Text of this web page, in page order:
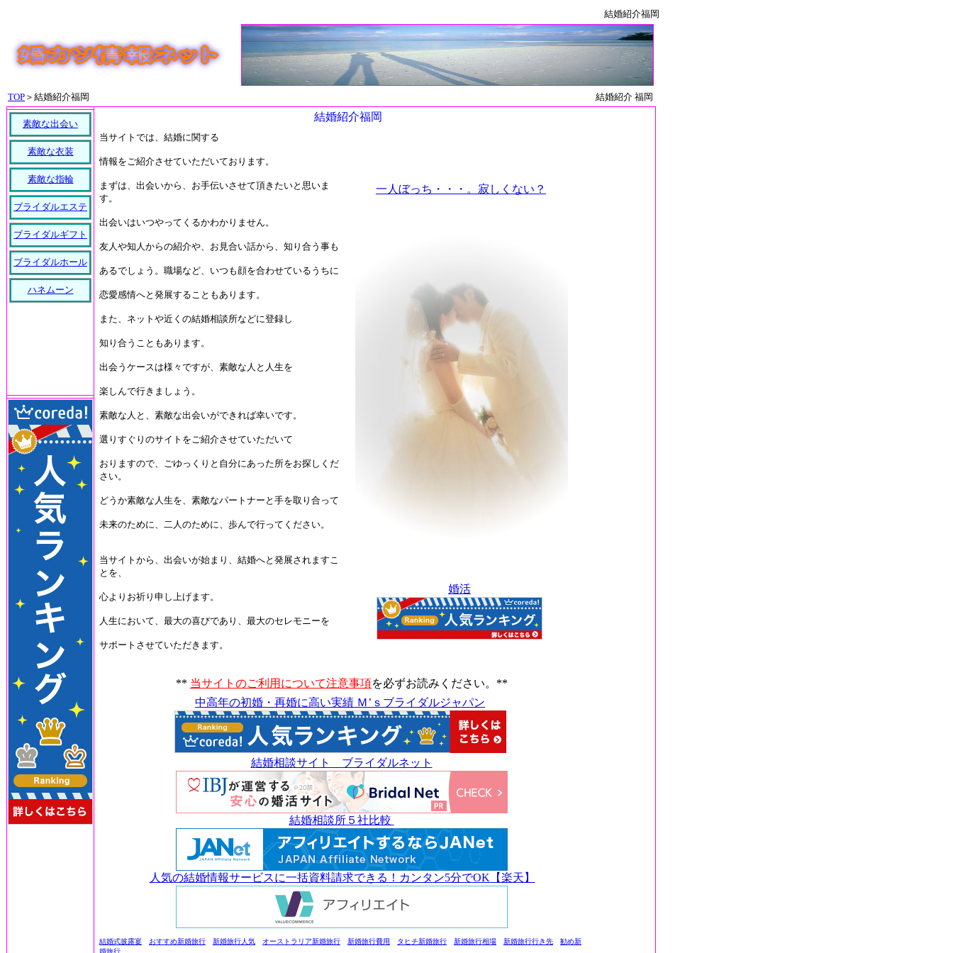
結婚紹介福岡
TOP ＞結婚紹介福岡 結婚紹介 福岡
結婚紹介福岡
当サイトでは、結婚に関する
情報をご紹介させていただいております。
まずは、出会いから、お手伝いさせて頂きたいと思いま
す。
出会いはいつやってくるかわかりません。
友人や知人からの紹介や、お見合い話から、知り合う事も
あるでしょう。職場など、いつも顔を合わせているうちに
恋愛感情へと発展することもあります。
また、ネットや近くの結婚相談所などに登録し
知り合うこともあります。
出会うケースは様々ですが、素敵な人と人生を
楽しんで行きましょう。
素敵な人と、素敵な出会いができれば幸いです。
選りすぐりのサイトをご紹介させていただいて
おりますので、ごゆっくりと自分にあった所をお探しくだ
さい。
どうか素敵な人生を、素敵なパートナーと手を取り合って
未来のために、二人のために、歩んで行ってください。
当サイトから、出会いが始まり、結婚へと発展されますこ
とを、
心よりお祈り申し上げます。
人生において、最大の喜びであり、最大のセレモニーを
サポートさせていただきます。
一人ぼっち・・・。寂しくない？
婚活
** 当サイトのご利用について注意事項を必ずお読みください。**
中高年の初婚・再婚に高い実績 Ｍ’ｓブライダルジャパン
結婚相談サイト ブライダルネット
結婚相談所５社比較
人気の結婚情報サービスに一括資料請求できる！カンタン5分でOK【楽天】
結婚式披露宴 おすすめ新婚旅行 新婚旅行人気 オーストラリア新婚旅行 新婚旅行費用 タヒチ新婚旅行 新婚旅行相場 新婚旅行行き先
勧め新
婚旅行
素敵な出会い
素敵な衣装
素敵な指輪
ブライダルエステ
ブライダルギフト
ブライダルホール
ハネムーン